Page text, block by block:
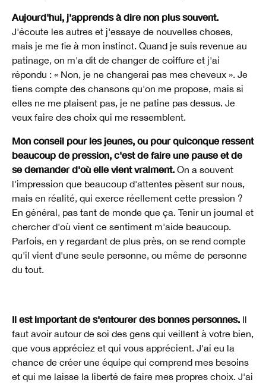
Aujourd'hui, j'apprends à dire non plus souvent.
J'écoute les autres et j'essaye de nouvelles choses,
mais je me fie à mon instinct. Quand je suis revenue au
patinage, on m'a dit de changer de coiffure et j'ai
répondu : « Non, je ne changerai pas mes cheveux ». Je
tiens compte des chansons qu'on me propose, mais si
elles ne me plaisent pas, je ne patine pas dessus. Je
veux faire des choix qui me ressemblent.
Mon conseil pour les jeunes, ou pour quiconque ressent
beaucoup de pression, c'est de faire une pause et de
se demander d'où elle vient vraiment. On a souvent
l'impression que beaucoup d'attentes pèsent sur nous,
mais en réalité, qui exerce réellement cette pression ?
En général, pas tant de monde que ça. Tenir un journal et
chercher d'où vient ce sentiment m'aide beaucoup.
Parfois, en y regardant de plus près, on se rend compte
qu'il vient d'une seule personne, ou même de personne
du tout.
Il est important de s'entourer des bonnes personnes. Il
faut avoir autour de soi des gens qui veillent à votre bien,
que vous appréciez et qui vous apprécient. J'ai eu la
chance de créer une équipe qui comprend mes besoins
et qui me laisse la liberté de faire mes propres choix. J'ai